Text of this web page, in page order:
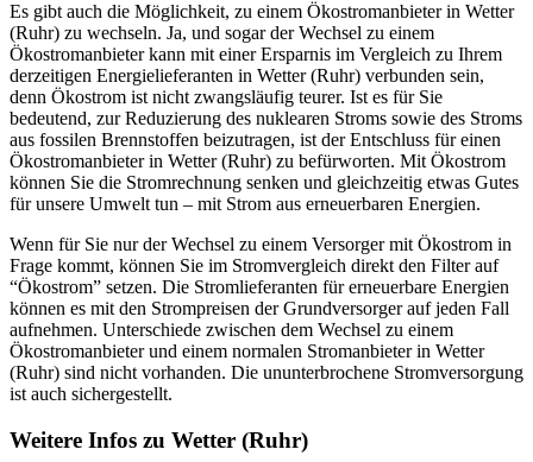
Es gibt auch die Möglichkeit, zu einem Ökostromanbieter in Wetter
(Ruhr) zu wechseln. Ja, und sogar der Wechsel zu einem
Ökostromanbieter kann mit einer Ersparnis im Vergleich zu Ihrem
derzeitigen Energielieferanten in Wetter (Ruhr) verbunden sein,
denn Ökostrom ist nicht zwangsläufig teurer. Ist es für Sie
bedeutend, zur Reduzierung des nuklearen Stroms sowie des Stroms
aus fossilen Brennstoffen beizutragen, ist der Entschluss für einen
Ökostromanbieter in Wetter (Ruhr) zu befürworten. Mit Ökostrom
können Sie die Stromrechnung senken und gleichzeitig etwas Gutes
für unsere Umwelt tun – mit Strom aus erneuerbaren Energien.
Wenn für Sie nur der Wechsel zu einem Versorger mit Ökostrom in
Frage kommt, können Sie im Stromvergleich direkt den Filter auf
“Ökostrom” setzen. Die Stromlieferanten für erneuerbare Energien
können es mit den Strompreisen der Grundversorger auf jeden Fall
aufnehmen. Unterschiede zwischen dem Wechsel zu einem
Ökostromanbieter und einem normalen Stromanbieter in Wetter
(Ruhr) sind nicht vorhanden. Die ununterbrochene Stromversorgung
ist auch sichergestellt.
Weitere Infos zu Wetter (Ruhr)